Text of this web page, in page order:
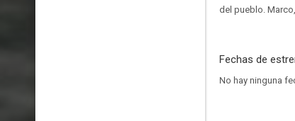
del pueblo.
Fechas de
No hay ninguna